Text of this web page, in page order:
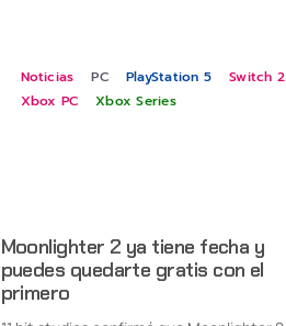
Noticias PC PlayStation 5
Switch 2
Xbox PC
Xbox Series
Moonlighter 2 ya tiene fecha y
puedes quedarte gratis con el
primero